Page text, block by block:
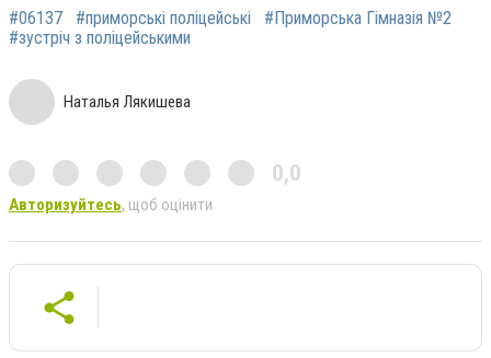
#06137 #приморські поліцейські
#Приморська Гімназія №2
#зустріч з поліцейськими
Наталья Лякишева
0,0
Авторизуйтесь, щоб оцінити